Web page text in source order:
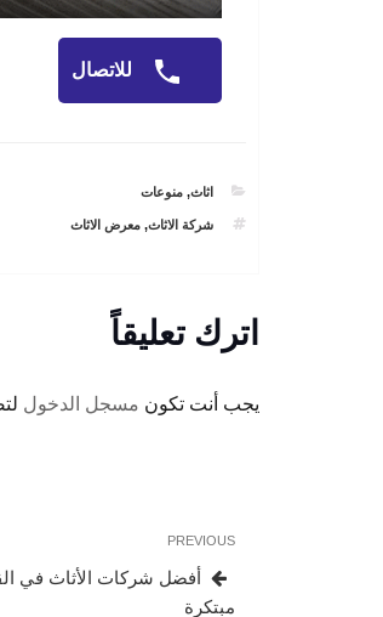
للاتصال
CATEGORIES
اثاث,منوعات
TAGS
شركة الاثاث,معرض الاثاث
اترك تعليقاً
يجب أنت تكون مسجل الدخول
تصفّح
المقالات
Previous
Post
PREVIOUS
أفضل شركات الأثاث في
مبتكرة